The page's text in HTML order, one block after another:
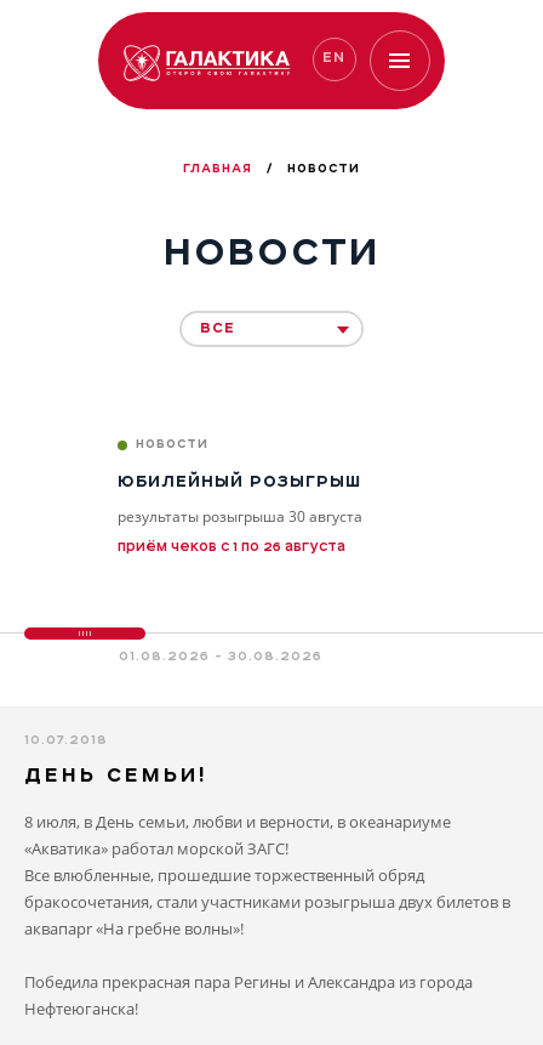
EN
ГЛАВНАЯ / НОВОСТИ
НОВОСТИ
ВСЕ
НОВОСТИ
ЮБИЛЕЙНЫЙ РОЗЫГРЫШ
результаты розыгрыша 30 августа
приём чеков с 1 по 26 августа
01.08.2026 - 30.08.2026
10.07.2018
ДЕНЬ СЕМЬИ!
8 июля, в День семьи, любви и верности, в океанариуме
«Акватика» работал морской ЗАГС!
Все влюбленные, прошедшие торжественный обряд
бракосочетания, стали участниками розыгрыша двух билетов в
аквапарr «На гребне волны»!
Победила прекрасная пара Регины и Александра из города
Нефтеюганска!